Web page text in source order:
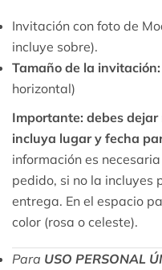
Invitación con foto de
incluye sobre).
Tamaño de la invitación:
horizontal)
Importante: debes dejar
incluya lugar y fecha
información es
pedido, si no la incluyes
entrega. En el espacio
color (rosa o celeste).
Para USO PERSONAL